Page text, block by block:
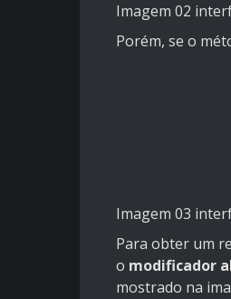
Imagem 02
Porém, se o
Imagem 03
Para obter um
o modificador
mostrado na